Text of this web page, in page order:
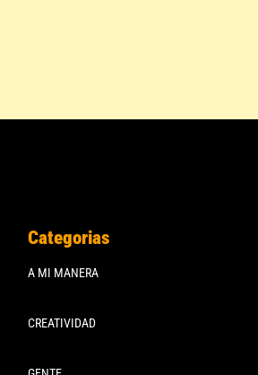
Categorias
A MI MANERA
CREATIVIDAD